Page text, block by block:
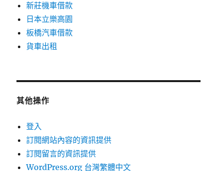
新莊機車借款
日本立樂高園
板橋汽車借款
貨車出租
其他操作
登入
訂閱網站內容的資訊提供
訂閱留言的資訊提供
WordPress.org 台灣繁體中文